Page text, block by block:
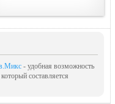
- удобная возможность
составляется